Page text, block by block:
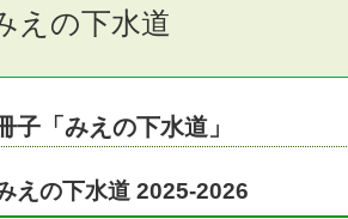
えの下水道
子「みえの下水道」
えの下水道 2025-2026